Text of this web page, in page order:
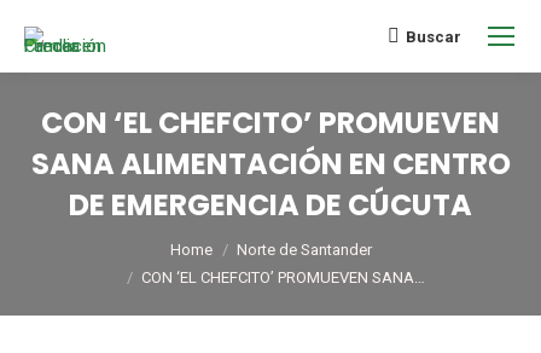
Buscar
CON ‘EL CHEFCITO’ PROMUEVEN
SANA ALIMENTACIÓN EN CENTRO
DE EMERGENCIA DE CÚCUTA
Home
Norte de Santander
CON ‘EL CHEFCITO’ PROMUEVEN SANA…